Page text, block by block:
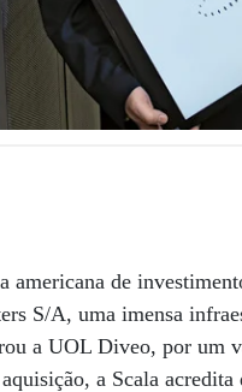
de
S/A, uma imensa
a UOL Diveo, por um
a Scala